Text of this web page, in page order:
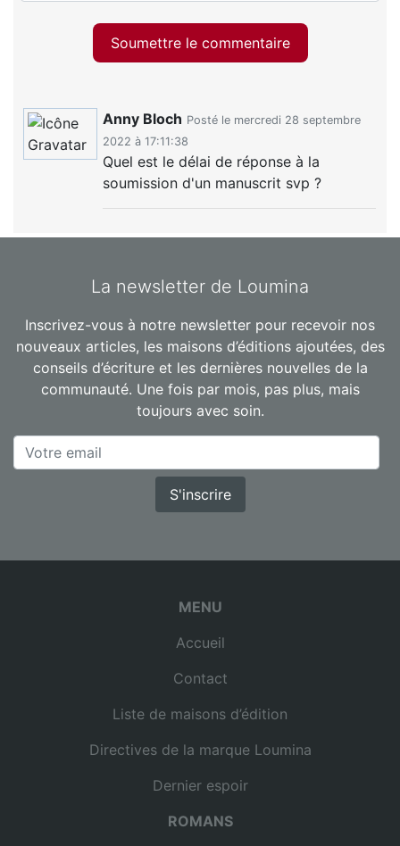
Soumettre le commentaire
Anny Bloch Posté le mercredi 28 septembre
2022 à 17:11:38
Quel est le délai de réponse à la
soumission d'un manuscrit svp ?
La newsletter de Loumina
Inscrivez-vous à notre newsletter pour recevoir nos
nouveaux articles, les maisons d’éditions ajoutées, des
conseils d’écriture et les dernières nouvelles de la
communauté. Une fois par mois, pas plus, mais
toujours avec soin.
S'inscrire
MENU
Accueil
Contact
Liste de maisons d’édition
Directives de la marque Loumina
Dernier espoir
ROMANS